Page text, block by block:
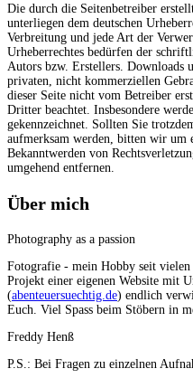
Die durch die Seitenbetreiber
unterliegen dem deutschen
Verbreitung und jede Art der
Urheberrechtes bedürfen der
Autors bzw. Erstellers. Downloads
privaten, nicht kommerziellen
dieser Seite nicht vom Betreiber
Dritter beachtet. Insbesondere
gekennzeichnet. Sollten Sie
aufmerksam werden, bitten wir um
Bekanntwerden von
umgehend entfernen.
Über mich
Photography as a passion
Fotografie - mein Hobby seit
Projekt einer eigenen Website mit
(abenteuersuechtig.de) endlich
Euch. Viel Spass beim Stöbern in
Freddy Henß
P.S.: Bei Fragen zu einzelnen